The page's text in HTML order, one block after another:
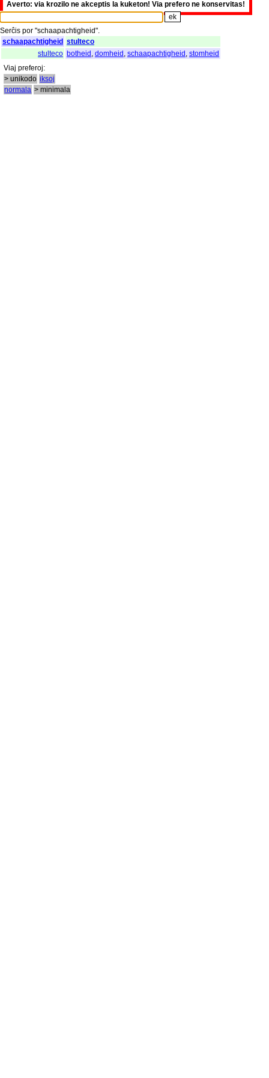
Averto: via krozilo ne akceptis la kuketon! Via prefero ne konservitas!
Serĉis por "schaapachtigheid".
schaapachtigheid stulteco
stulteco botheid domheid schaapachtigheid stomheid
Viaj preferoj:
> unikodo iksoj
normala > minimala